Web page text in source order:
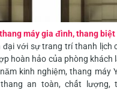
máy gia đình, thang
với sự trang trí thanh lịch
hoàn hảo của phòng khách
kinh nghiệm, thang máy
an toàn, chất lượng,